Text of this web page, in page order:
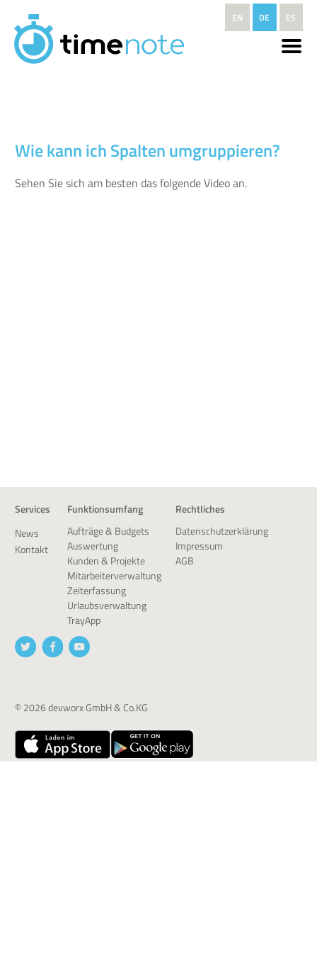
EN DE ES
Wie kann ich Spalten umgruppieren?
Sehen Sie sich am besten das folgende Video an.
Services
News
Kontakt
Funktionsumfang
Aufträge & Budgets
Auswertung
Kunden & Projekte
Mitarbeiterverwaltung
Zeiterfassung
Urlaubsverwaltung
TrayApp
Rechtliches
Datenschutzerklärung
Impressum
AGB
© 2026 devworx GmbH & Co.KG